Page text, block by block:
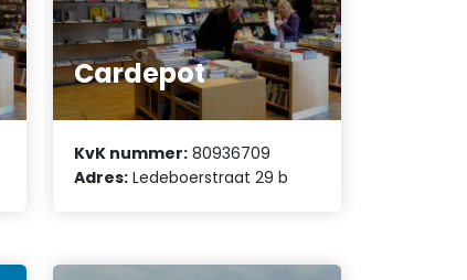
Cardepot
KvK nummer: 80936709
Adres: Ledeboerstraat 29 b